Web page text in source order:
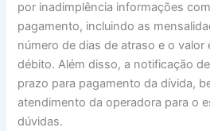
por inadimplência informações
pagamento, incluindo as
número de dias de atraso e o valor
débito. Além disso, a notificação
prazo para pagamento da dívida,
atendimento da operadora para o
dúvidas.